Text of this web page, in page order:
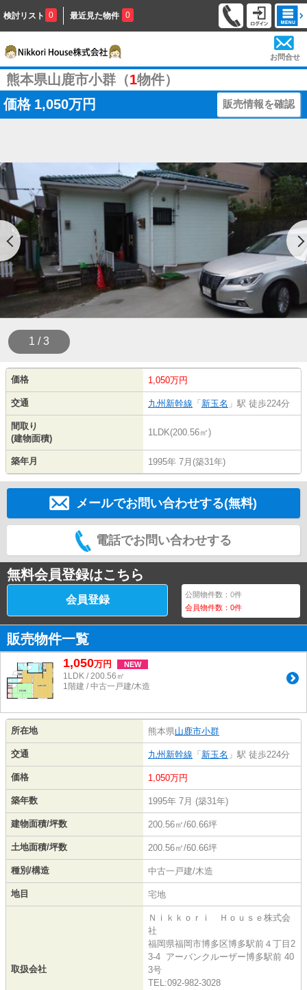
検討リスト 0 最近見た物件 0
お問合せ
熊本県山鹿市小群（1物件）
価格 1,050万円 販売情報を確認
1 / 3
価格 1,050万円
交通 九州新幹線 「 新玉名 」駅 徒歩224分
間取り
(建物面積)
1LDK(200.56㎡)
築年月 1995年 7月(築31年)
メールでお問い合わせする(無料)
電話でお問い合わせする
無料会員登録はこちら
会員登録 公開物件数：0件
会員物件数：0件
販売物件一覧
1,050万円 NEW
1LDK / 200.56㎡
1階建 / 中古一戸建/木造
所在地 熊本県山鹿市小群
交通 九州新幹線 「 新玉名 」駅 徒歩224分
価格 1,050万円
築年数 1995年 7月 (築31年)
建物面積/坪数 200.56㎡/60.66坪
土地面積/坪数 200.56㎡/60.66坪
種別/構造 中古一戸建/木造
地目 宅地
取扱会社
Ｎｉｋｋｏｒｉ Ｈｏｕｓｅ株式会
社
福岡県福岡市博多区博多駅前４丁目2
3-4 アーバンクルーザー博多駅前 40
3号
TEL:092-982-3028